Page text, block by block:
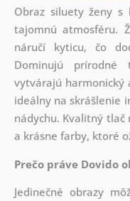
Obraz siluety ženy s
tajomnú atmosféru.
náručí kyticu, čo
Dominujú
vytvárajú harmonický
ideálny na skrášlenie
nádychu. Kvalitný
a krásne farby, ktoré
Prečo práve Dovido
Jedinečné obrazy